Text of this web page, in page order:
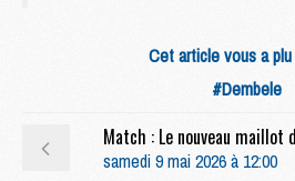
Cet article vous a
#Dembele
samedi 9 mai 2026 à 12:00